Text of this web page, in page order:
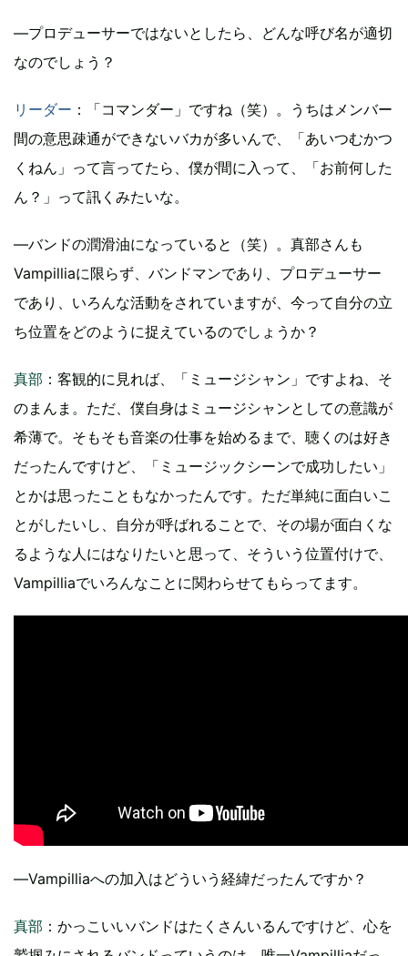
―プロデューサーではないとしたら、どんな呼び名が適切
なのでしょう？
リーダー ：「コマンダー」ですね（笑）。うちはメンバー
間の意思疎通ができないバカが多いんで、「あいつむかつ
くねん」って言ってたら、僕が間に入って、「お前何した
ん？」って訊くみたいな。
―バンドの潤滑油になっていると（笑）。真部さんも
Vampilliaに限らず、バンドマンであり、プロデューサー
であり、いろんな活動をされていますが、今って自分の立
ち位置をどのように捉えているのでしょうか？
真部 ：客観的に見れば、「ミュージシャン」ですよね、そ
のまんま。ただ、僕自身はミュージシャンとしての意識が
希薄で。そもそも音楽の仕事を始めるまで、聴くのは好き
だったんですけど、「ミュージックシーンで成功したい」
とかは思ったこともなかったんです。ただ単純に面白いこ
とがしたいし、自分が呼ばれることで、その場が面白くな
るような人にはなりたいと思って、そういう位置付けで、
Vampilliaでいろんなことに関わらせてもらってます。
―Vampilliaへの加入はどういう経緯だったんですか？
真部 ：かっこいいバンドはたくさんいるんですけど、心を